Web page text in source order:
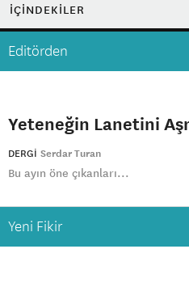
İÇİNDEKİLER
Editörden
Yeteneğin Lanetini
DERGI Serdar Turan
Bu ayın öne çıkanları...
Yeni Fikir